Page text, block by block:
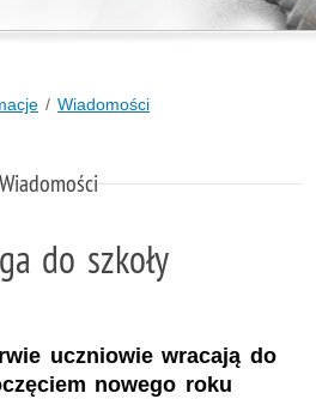
Wiadomości
do szkoły
uczniowie wracają do
nowego roku